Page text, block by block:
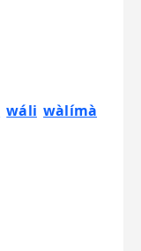
wáli wàlímà